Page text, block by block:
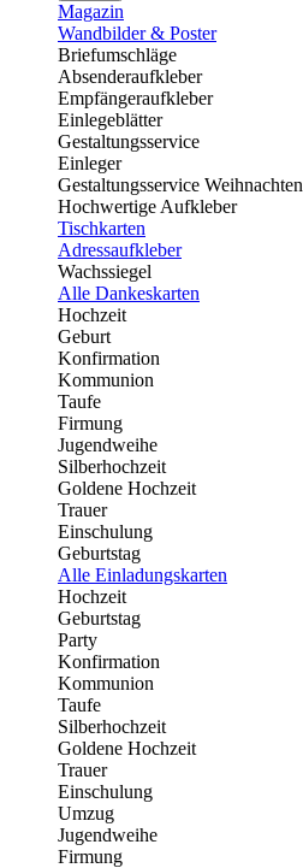
Magazin
Wandbilder & Poster
Briefumschläge
Absenderaufkleber
Empfängeraufkleber
Einlegeblätter
Gestaltungsservice
Einleger
Gestaltungsservice Weihnachten
Hochwertige Aufkleber
Tischkarten
Adressaufkleber
Wachssiegel
Alle Dankeskarten
Hochzeit
Geburt
Konfirmation
Kommunion
Taufe
Firmung
Jugendweihe
Silberhochzeit
Goldene Hochzeit
Trauer
Einschulung
Geburtstag
Alle Einladungskarten
Hochzeit
Geburtstag
Party
Konfirmation
Kommunion
Taufe
Silberhochzeit
Goldene Hochzeit
Trauer
Einschulung
Umzug
Jugendweihe
Firmung